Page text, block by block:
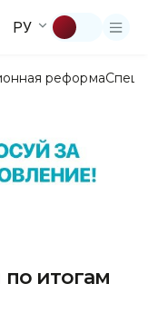
РУ
реформа
итогам